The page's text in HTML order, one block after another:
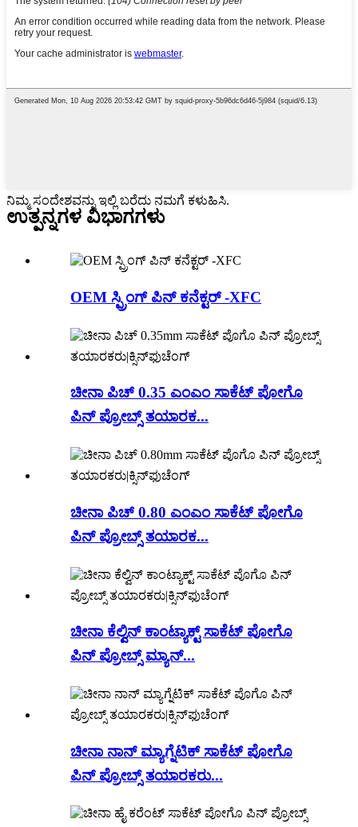
ನಿಮ್ಮ ಸಂದೇಶವನ್ನು ಇಲ್ಲಿ ಬರೆದು ನಮಗೆ ಕಳುಹಿಸಿ.
ಉತ್ಪನ್ನಗಳ ವಿಭಾಗಗಳು
OEM ಸ್ಪ್ರಿಂಗ್ ಪಿನ್ ಕನೆಕ್ಟರ್ -XFC
ಚೀನಾ ಪಿಚ್ 0.35 ಎಂಎಂ ಸಾಕೆಟ್ ಪೋಗೊ
ಪಿನ್ ಪ್ರೋಬ್ಸ್ ತಯಾರಕ...
ಚೀನಾ ಪಿಚ್ 0.80 ಎಂಎಂ ಸಾಕೆಟ್ ಪೋಗೊ
ಪಿನ್ ಪ್ರೋಬ್ಸ್ ತಯಾರಕ...
ಚೀನಾ ಕೆಲ್ವಿನ್ ಕಾಂಟ್ಯಾಕ್ಟ್ ಸಾಕೆಟ್ ಪೋಗೊ
ಪಿನ್ ಪ್ರೋಬ್ಸ್ ಮ್ಯಾನ್...
ಚೀನಾ ನಾನ್ ಮ್ಯಾಗ್ನೆಟಿಕ್ ಸಾಕೆಟ್ ಪೋಗೊ
ಪಿನ್ ಪ್ರೋಬ್ಸ್ ತಯಾರಕರು...